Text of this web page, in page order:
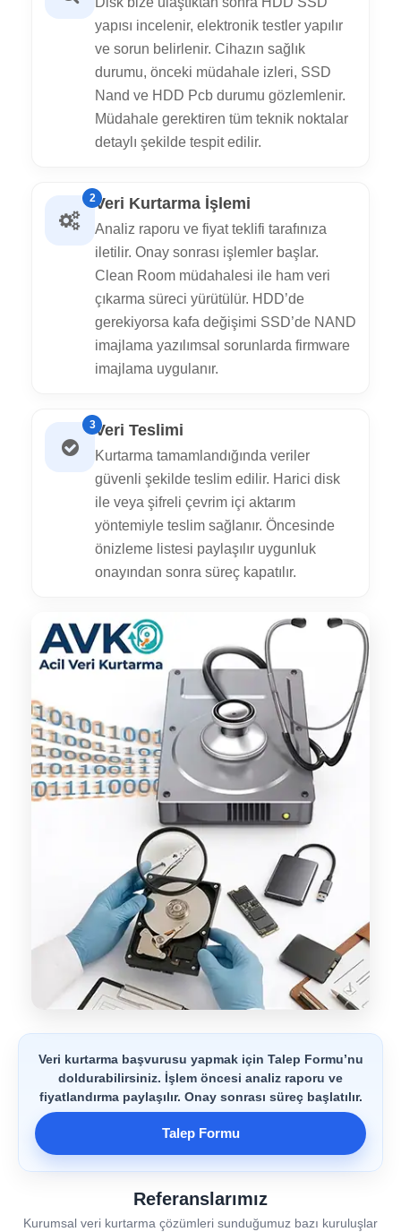
yapısı incelenir, elektronik testler yapılır
ve sorun belirlenir. Cihazın sağlık
durumu, önceki müdahale izleri, SSD
Nand ve HDD Pcb durumu gözlemlenir.
Müdahale gerektiren tüm teknik noktalar
detaylı şekilde tespit edilir.
2Veri Kurtarma İşlemi
Analiz raporu ve fiyat teklifi tarafınıza
iletilir. Onay sonrası işlemler başlar.
Clean Room müdahalesi ile ham veri
çıkarma süreci yürütülür. HDD’de
gerekiyorsa kafa değişimi SSD’de NAND
imajlama yazılımsal sorunlarda firmware
imajlama uygulanır.
3Veri Teslimi
Kurtarma tamamlandığında veriler
güvenli şekilde teslim edilir. Harici disk
ile veya şifreli çevrim içi aktarım
yöntemiyle teslim sağlanır. Öncesinde
önizleme listesi paylaşılır uygunluk
onayından sonra süreç kapatılır.
Veri kurtarma başvurusu yapmak için Talep Formu’nu
doldurabilirsiniz. İşlem öncesi analiz raporu ve
fiyatlandırma paylaşılır. Onay sonrası süreç başlatılır.
Talep Formu
Referanslarımız
Kurumsal veri kurtarma çözümleri sunduğumuz bazı kuruluşlar